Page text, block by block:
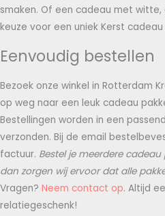
smaken. Of een cadeau met
keuze voor een uniek Kerst
Eenvoudig bestellen
Bezoek onze winkel in Rotterdam
op weg naar een leuk cadeau
Bestellingen worden in een
verzonden. Bij de email
factuur. Bestel je meerdere
dan zorgen wij ervoor dat alle
Vragen? Neem contact op. Altijd
relatiegeschenk!